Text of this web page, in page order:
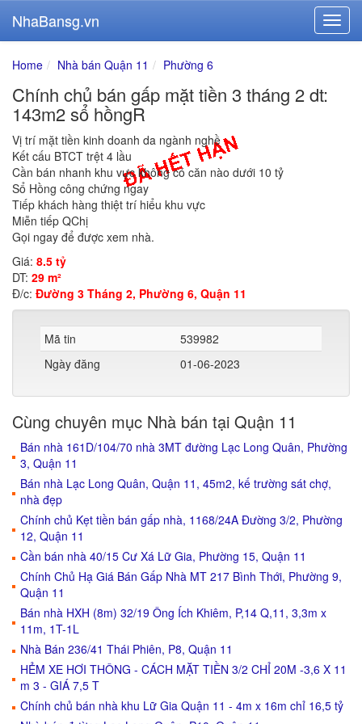
NhaBansg.vn
Home Nhà bán Quận 11 Phường 6
Chính chủ bán gấp mặt tiền 3 tháng 2 dt:
143m2 sổ hồngR
Vị trí mặt tiền kinh doanh da ngành nghề
Kết cấu BTCT trệt 4 lầu
Cần bán nhanh khu vực không có căn nào dưới 10 tỷ
Sổ Hồng công chứng ngay
Tiếp khách hàng thiệt trí hiểu khu vực
Miễn tiếp QChị
Gọi ngay để được xem nhà.
Giá: 8.5 tỷ
DT: 29 m²
Đ/c: Đường 3 Tháng 2, Phường 6, Quận 11
Mã tin
539982
Ngày đăng
01-06-2023
Cùng chuyên mục Nhà bán tại Quận 11
Bán nhà 161D/104/70 nhà 3MT đường Lạc Long Quân, Phường
3, Quận 11
Bán nhà Lạc Long Quân, Quận 11, 45m2, kế trường sát chợ,
nhà đẹp
Chính chủ Kẹt tiền bán gấp nhà, 1168/24A Đường 3/2, Phường
12, Quận 11
Cần bán nhà 40/15 Cư Xá Lữ Gia, Phường 15, Quận 11
Chính Chủ Hạ Giá Bán Gấp Nhà MT 217 Bình Thới, Phường 9,
Quận 11
Bán nhà HXH (8m) 32/19 Ông Ích Khiêm, P,14 Q,11, 3,3m x
11m, 1T-1L
Nhà Bán 236/41 Thái Phiên, P8, Quận 11
HẺM XE HƠI THÔNG - CÁCH MẶT TIỀN 3/2 CHỈ 20M -3,6 X 11
m 3 - GIÁ 7,5 T
Chính chủ bán nhà khu Lữ Gia Quận 11 - 4m x 16m chỉ 16,5 tỷ